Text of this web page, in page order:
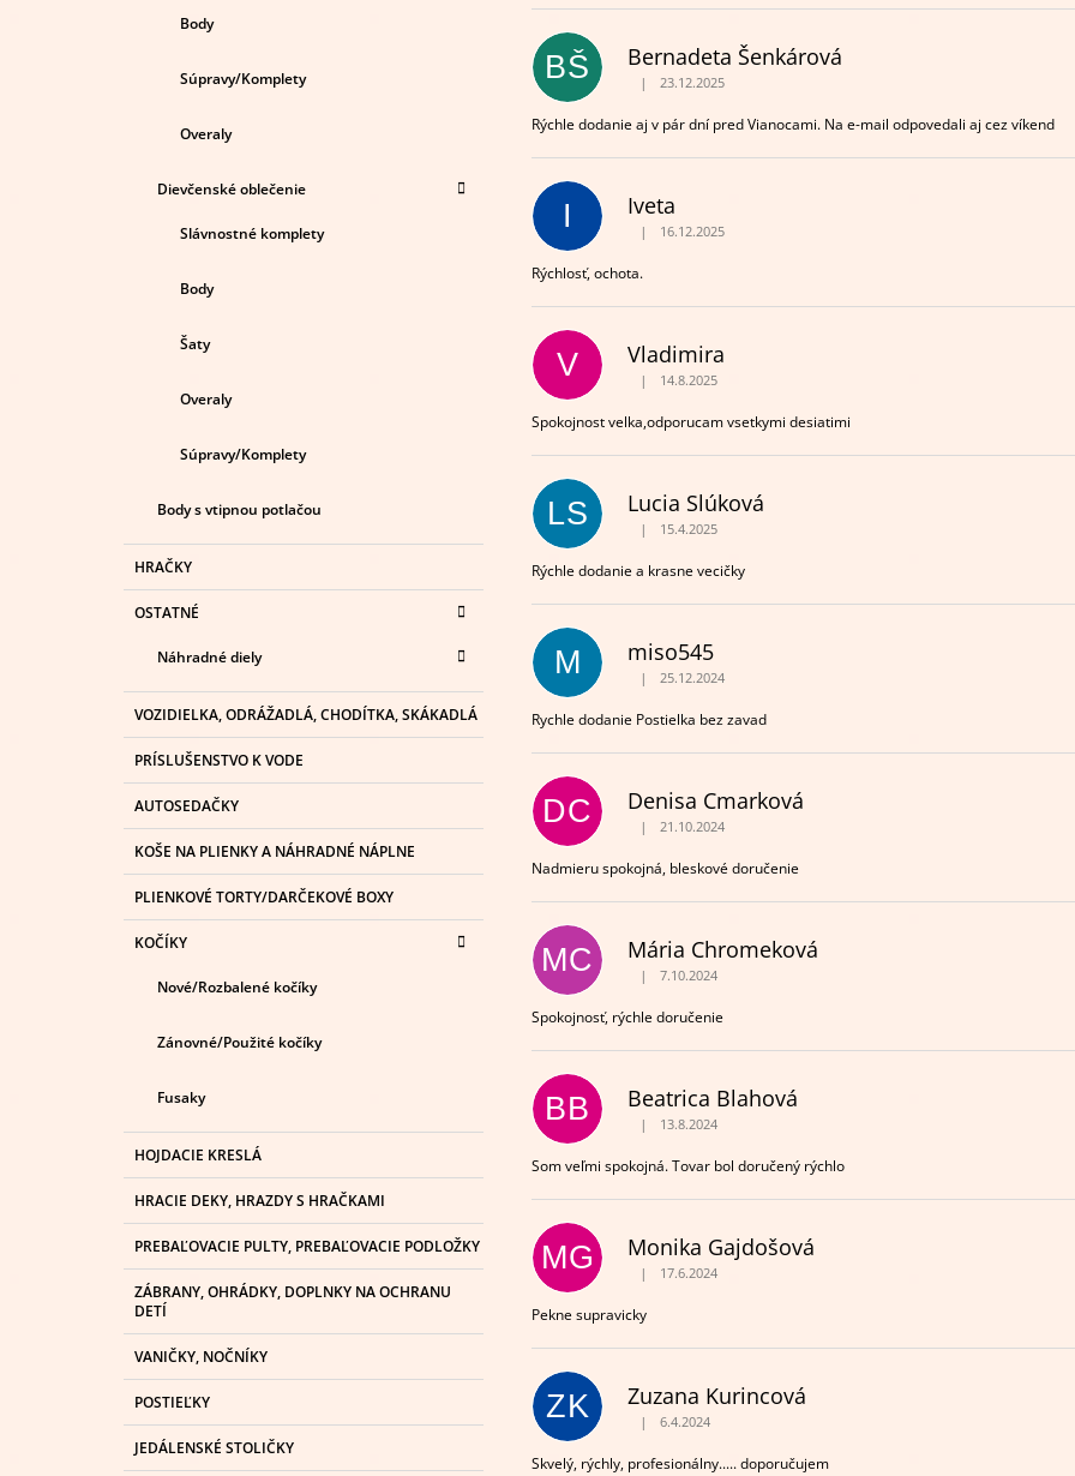
Body
Súpravy/Komplety
Overaly
Dievčenské oblečenie
Slávnostné komplety
Body
Šaty
Overaly
Súpravy/Komplety
Body s vtipnou potlačou
HRAČKY
OSTATNÉ
Náhradné diely
VOZIDIELKA, ODRÁŽADLÁ, CHODÍTKA, SKÁKADLÁ
PRÍSLUŠENSTVO K VODE
AUTOSEDAČKY
KOŠE NA PLIENKY A NÁHRADNÉ NÁPLNE
PLIENKOVÉ TORTY/DARČEKOVÉ BOXY
KOČÍKY
Nové/Rozbalené kočíky
Zánovné/Použité kočíky
Fusaky
HOJDACIE KRESLÁ
HRACIE DEKY, HRAZDY S HRAČKAMI
PREBAĽOVACIE PULTY, PREBAĽOVACIE PODLOŽKY
ZÁBRANY, OHRÁDKY, DOPLNKY NA OCHRANU
DETÍ
VANIČKY, NOČNÍKY
POSTIEĽKY
JEDÁLENSKÉ STOLIČKY
O
D
N
O
T
E
N
Í
BŠ Bernadeta Šenkárová
Hodnotenie obchodu je 5 z 5 hviezdičiek.
| 23.12.2025
Rýchle dodanie aj v pár dní pred Vianocami. Na e-mail odpovedali aj cez víkend
I Iveta
Hodnotenie obchodu je 5 z 5 hviezdičiek.
| 16.12.2025
Rýchlosť, ochota.
V Vladimira
Hodnotenie obchodu je 5 z 5 hviezdičiek.
| 14.8.2025
Spokojnost velka,odporucam vsetkymi desiatimi
LS Lucia Slúková
Hodnotenie obchodu je 5 z 5 hviezdičiek.
| 15.4.2025
Rýchle dodanie a krasne vecičky
M miso545
Hodnotenie obchodu je 5 z 5 hviezdičiek.
| 25.12.2024
Rychle dodanie Postielka bez zavad
DC Denisa Cmarková
Hodnotenie obchodu je 5 z 5 hviezdičiek.
| 21.10.2024
Nadmieru spokojná, bleskové doručenie
MC Mária Chromeková
Hodnotenie obchodu je 5 z 5 hviezdičiek.
| 7.10.2024
Spokojnosť, rýchle doručenie
BB Beatrica Blahová
Hodnotenie obchodu je 5 z 5 hviezdičiek.
| 13.8.2024
Som veľmi spokojná. Tovar bol doručený rýchlo
MG Monika Gajdošová
Hodnotenie obchodu je 5 z 5 hviezdičiek.
| 17.6.2024
Pekne supravicky
ZK Zuzana Kurincová
Hodnotenie obchodu je 5 z 5 hviezdičiek.
| 6.4.2024
Skvelý, rýchly, profesionálny..... doporučujem